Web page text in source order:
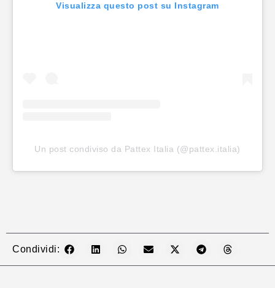
Visualizza questo post su Instagram
Un post condiviso da Pattex Italia (@pattex.italia)
Condividi: